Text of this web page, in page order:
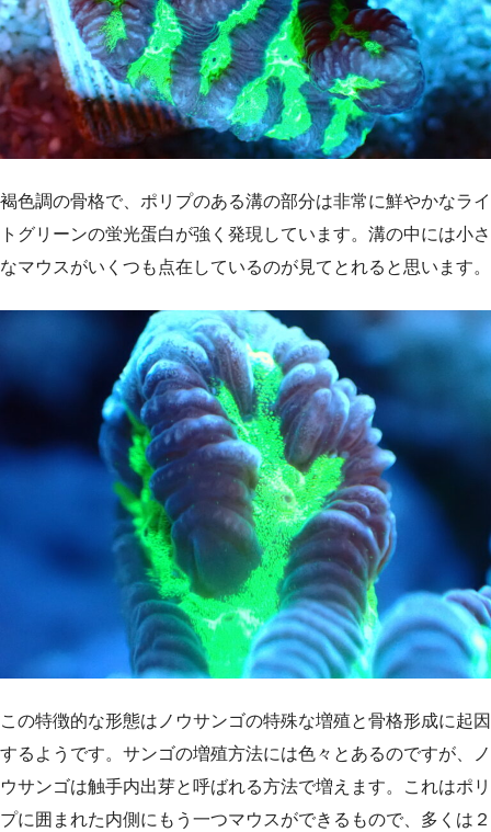
褐色調の骨格で、ポリプのある溝の部分は非常に鮮やかなライ
トグリーンの蛍光蛋白が強く発現しています。溝の中には小さ
なマウスがいくつも点在しているのが見てとれると思います。
この特徴的な形態はノウサンゴの特殊な増殖と骨格形成に起因
するようです。サンゴの増殖方法には色々とあるのですが、ノ
ウサンゴは触手内出芽と呼ばれる方法で増えます。これはポリ
プに囲まれた内側にもう一つマウスができるもので、多くは２